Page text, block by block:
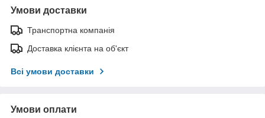
Умови доставки
Транспортна компанія
Доставка клієнта на об'єкт
Всі умови доставки
Умови оплати